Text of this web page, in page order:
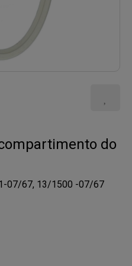
do
07/67, 13/1500 -07/67